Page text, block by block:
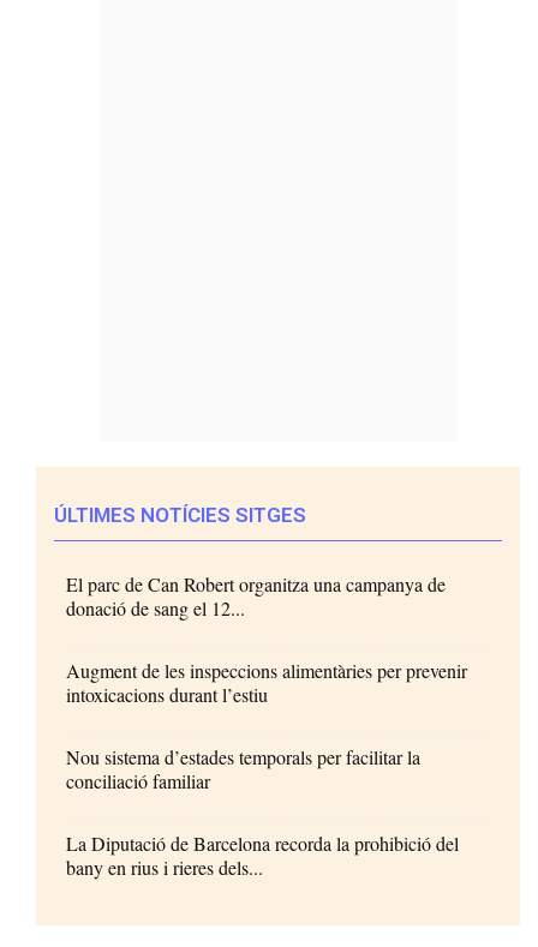
ÚLTIMES NOTÍCIES SITGES
El parc de Can Robert organitza una campanya de
donació de sang el 12...
Augment de les inspeccions alimentàries per prevenir
intoxicacions durant l’estiu
Nou sistema d’estades temporals per facilitar la
conciliació familiar
La Diputació de Barcelona recorda la prohibició del
bany en rius i rieres dels...